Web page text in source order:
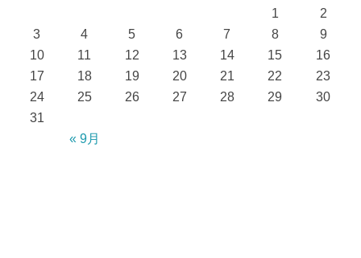
« 9月
1
2
3
4 5 6 7 8
9
10
11 12 13 14 15
16
17
18 19 20 21 22
23
24
25 26 27 28 29
30
31